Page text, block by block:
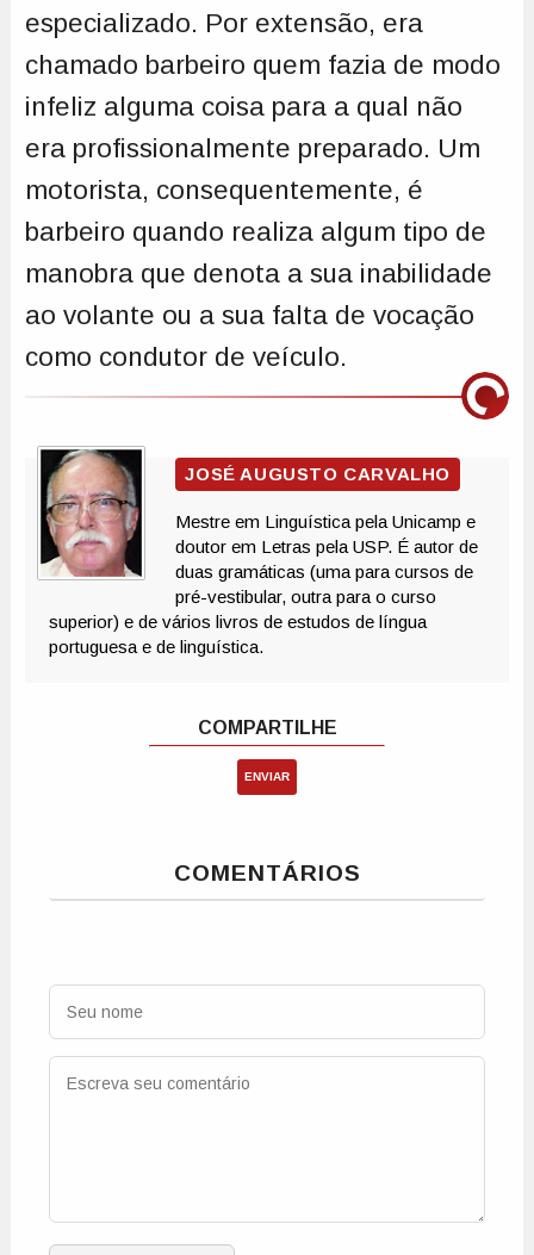
especializado. Por extensão, era
chamado barbeiro quem fazia de modo
infeliz alguma coisa para a qual não
era profissionalmente preparado. Um
motorista, consequentemente, é
barbeiro quando realiza algum tipo de
manobra que denota a sua inabilidade
ao volante ou a sua falta de vocação
como condutor de veículo.
ENVIAR
COMENTÁRIOS